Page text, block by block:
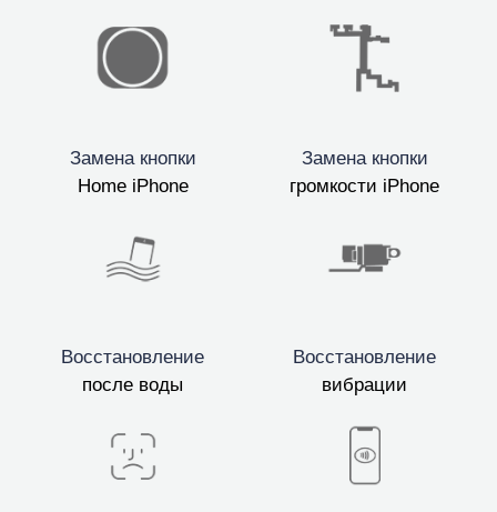
Замена кнопки
Home iPhone
Замена кнопки
громкости iPhone
Восстановление
после воды
Восстановление
вибрации